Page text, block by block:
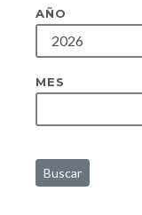
AÑO
MES
Buscar